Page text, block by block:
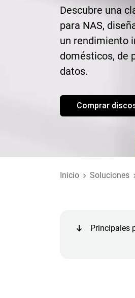
Descubre una
para NAS,
un rendimiento
domésticos, de
datos.
Comprar
Inicio Soluciones
Principales